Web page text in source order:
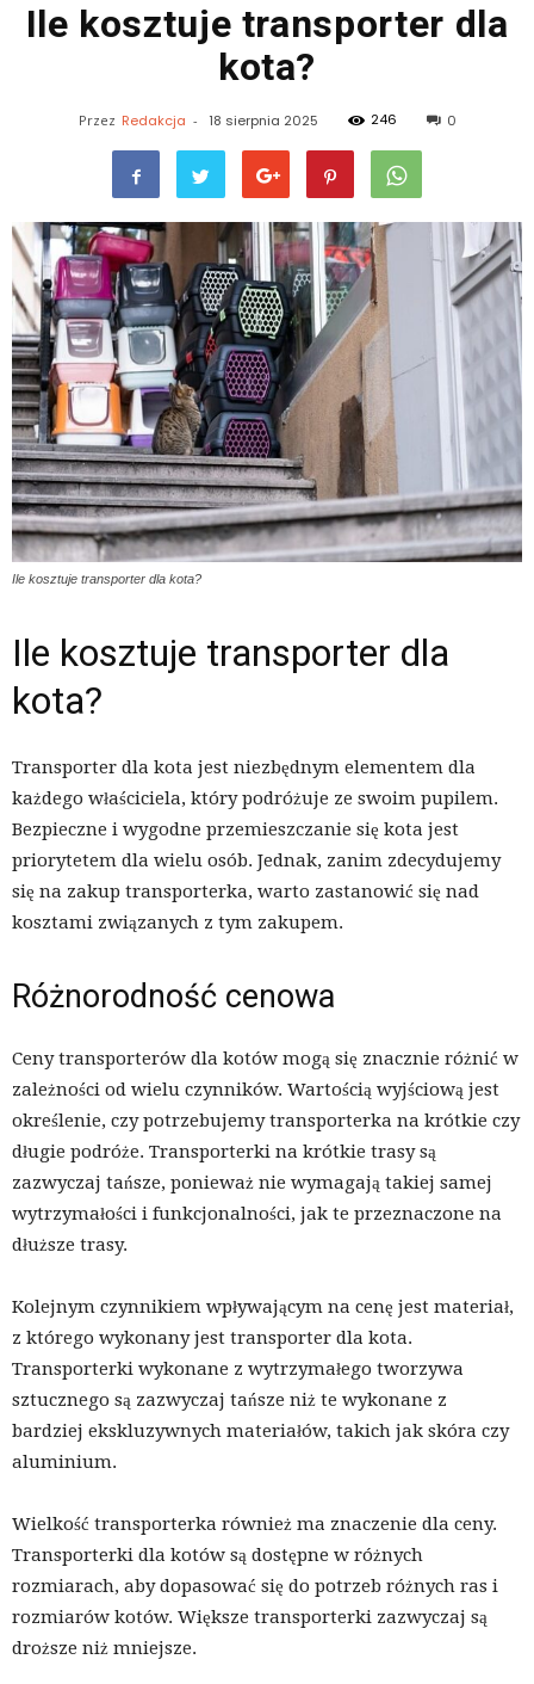
Ile kosztuje transporter dla
kota?
Przez Redakcja - 18 sierpnia 2025 246 0
Ile kosztuje transporter dla kota?
Ile kosztuje transporter dla
kota?
Transporter dla kota jest niezbędnym elementem dla
każdego właściciela, który podróżuje ze swoim pupilem.
Bezpieczne i wygodne przemieszczanie się kota jest
priorytetem dla wielu osób. Jednak, zanim zdecydujemy
się na zakup transporterka, warto zastanowić się nad
kosztami związanych z tym zakupem.
Różnorodność cenowa
Ceny transporterów dla kotów mogą się znacznie różnić w
zależności od wielu czynników. Wartością wyjściową jest
określenie, czy potrzebujemy transporterka na krótkie czy
długie podróże. Transporterki na krótkie trasy są
zazwyczaj tańsze, ponieważ nie wymagają takiej samej
wytrzymałości i funkcjonalności, jak te przeznaczone na
dłuższe trasy.
Kolejnym czynnikiem wpływającym na cenę jest materiał,
z którego wykonany jest transporter dla kota.
Transporterki wykonane z wytrzymałego tworzywa
sztucznego są zazwyczaj tańsze niż te wykonane z
bardziej ekskluzywnych materiałów, takich jak skóra czy
aluminium.
Wielkość transporterka również ma znaczenie dla ceny.
Transporterki dla kotów są dostępne w różnych
rozmiarach, aby dopasować się do potrzeb różnych ras i
rozmiarów kotów. Większe transporterki zazwyczaj są
droższe niż mniejsze.